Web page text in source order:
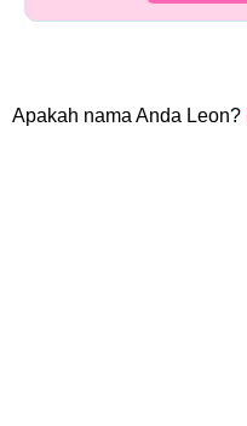
Apakah nama Anda Leon?